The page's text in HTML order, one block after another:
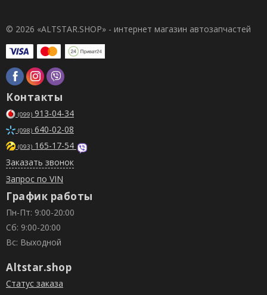
© 2026 «ALTSTAR.SHOP» - интернет магазин автозапчастей
Контакты
(099) 913-04-34
(098) 640-02-08
(093) 165-17-54
Заказать звонок
Запрос по VIN
График работы
Пн-Пт: 9:00-20:00
Сб: 9:00-20:00
Вс: Выходной
Altstar.shop
Статус заказа